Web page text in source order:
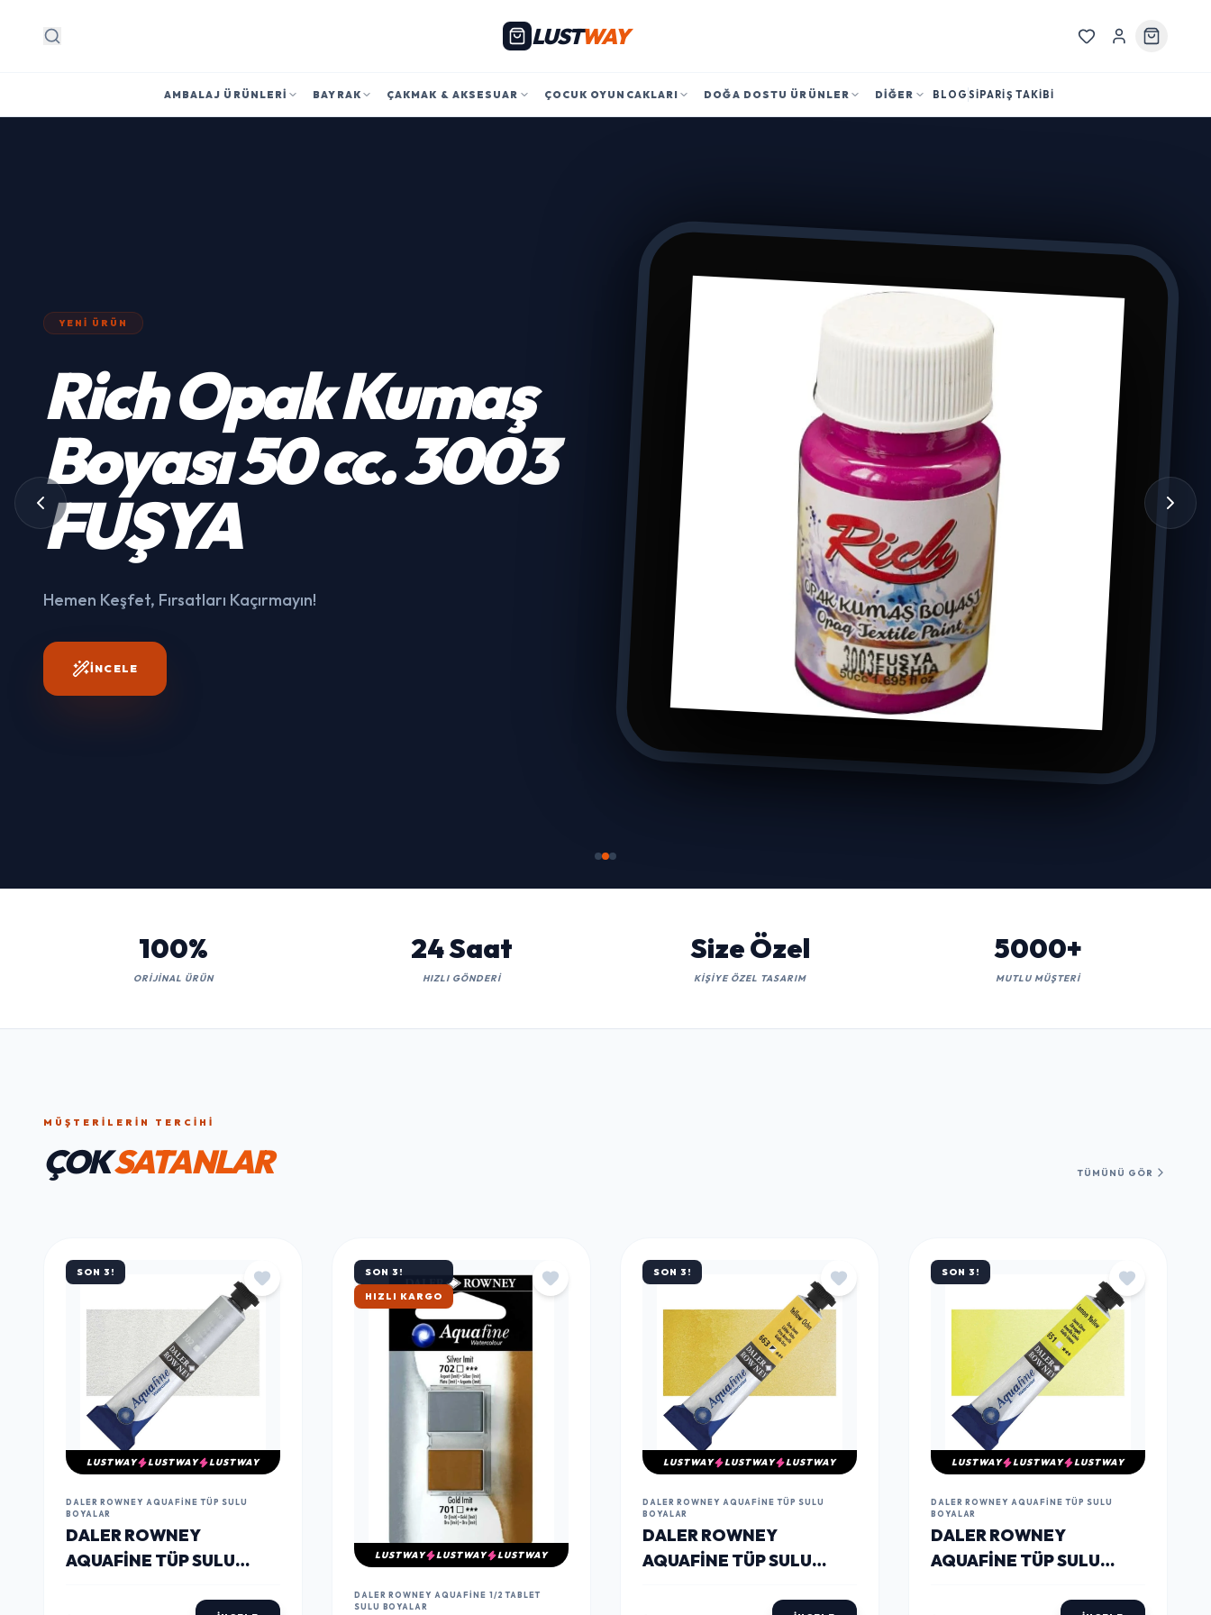
Arama LUSTWAY
AMBALAJ ÜRÜNLERI BAYRAK ÇAKMAK & AKSESUAR ÇOCUK OYUNCAKLARI DOĞA DOSTU ÜRÜNLER DİĞER BLOG SİPARİŞ TAKİBİ
YENI ÜRÜN
Rich Opak Kumaş
Boyası 50 cc. 3003
FUŞYA
Hemen Keşfet, Fırsatları Kaçırmayın!
İNCELE
100%
ORIJINAL ÜRÜN
24 Saat
HIZLI GÖNDERI
Size Özel
KIŞIYE ÖZEL TASARIM
5000+
MUTLU MÜŞTERI
MÜŞTERILERIN TERCIHI
ÇOKSATANLAR TÜMÜNÜ GÖR
SON 3!
LUSTWAY LUSTWAY LUSTWAY
DALER ROWNEY AQUAFINE TÜP SULU
BOYALAR
DALER ROWNEY
AQUAFINE TÜP SULU
SON 3!
ÇOK SATAN
LUSTWAY LUSTWAY LUSTWAY
DALER ROWNEY AQUAFINE 1/2 TABLET
SULU BOYALAR
SON 3!
LUSTWAY LUSTWAY LUSTWAY
DALER ROWNEY AQUAFINE TÜP SULU
BOYALAR
DALER ROWNEY
AQUAFINE TÜP SULU
SON 3!
LUSTWAY LUSTWAY LUSTWAY
DALER ROWNEY AQUAFINE TÜP SULU
BOYALAR
DALER ROWNEY
AQUAFINE TÜP SULU